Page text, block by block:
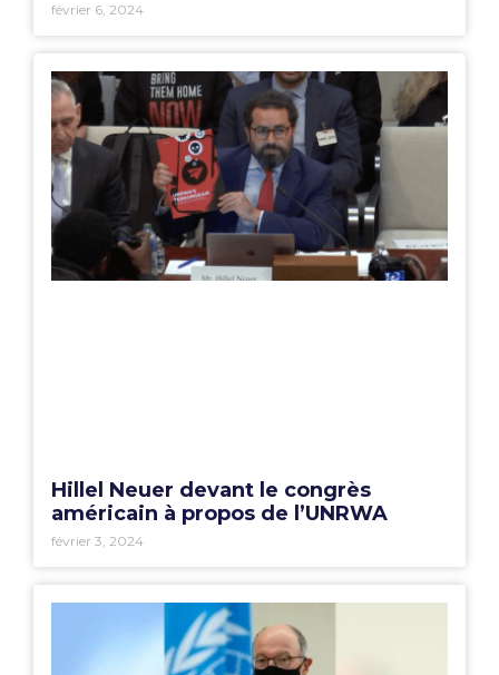
février 6, 2024
Hillel Neuer devant le congrès
américain à propos de l’UNRWA
février 3, 2024